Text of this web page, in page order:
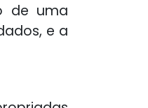
de uma
e a